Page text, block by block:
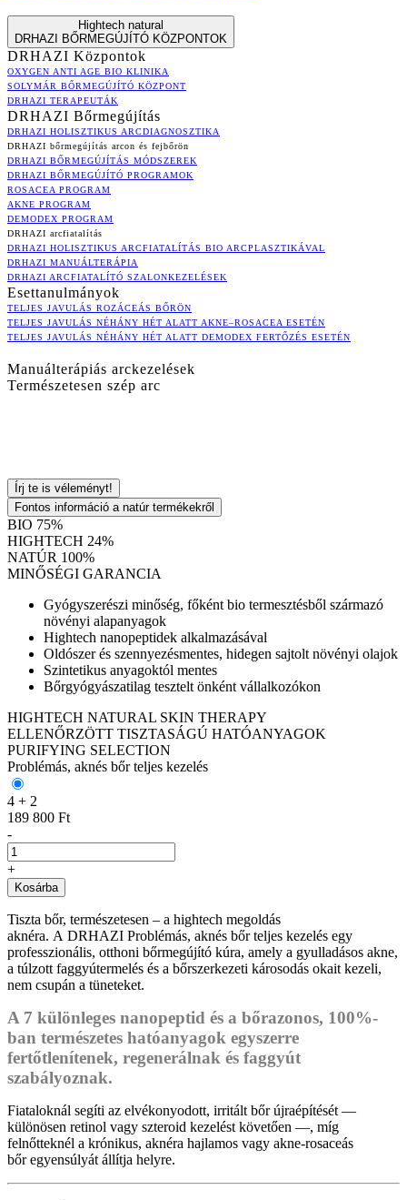
Hightech natural
DRHAZI BŐRMEGÚJÍTÓ KÖZPONTOK
DRHAZI Központok
OXYGEN ANTI AGE BIO KLINIKA
SOLYMÁR BŐRMEGÚJÍTÓ KÖZPONT
DRHAZI TERAPEUTÁK
DRHAZI Bőrmegújítás
DRHAZI HOLISZTIKUS ARCDIAGNOSZTIKA
DRHAZI bőrmegújítás arcon és fejbőrön
DRHAZI BŐRMEGÚJÍTÁS MÓDSZEREK
DRHAZI BŐRMEGÚJÍTÓ PROGRAMOK
ROSACEA PROGRAM
AKNE PROGRAM
DEMODEX PROGRAM
DRHAZI arcfiatalítás
DRHAZI HOLISZTIKUS ARCFIATALÍTÁS BIO ARCPLASZTIKÁVAL
DRHAZI MANUÁLTERÁPIA
DRHAZI ARCFIATALÍTÓ SZALONKEZELÉSEK
Esettanulmányok
TELJES JAVULÁS ROZÁCEÁS BŐRÖN
TELJES JAVULÁS NÉHÁNY HÉT ALATT AKNE–ROSACEA ESETÉN
TELJES JAVULÁS NÉHÁNY HÉT ALATT DEMODEX FERTŐZÉS ESETÉN
Manuálterápiás arckezelések
Természetesen szép arc
Írj te is véleményt!
Fontos információ a natúr termékekről
BIO 75%
HIGHTECH 24%
NATÚR 100%
MINŐSÉGI GARANCIA
Gyógyszerészi minőség, főként bio termesztésből származó
növényi alapanyagok
Hightech nanopeptidek alkalmazásával
Oldószer és szennyezésmentes, hidegen sajtolt növényi olajok
Szintetikus anyagoktól mentes
Bőrgyógyászatilag tesztelt önként vállalkozókon
HIGHTECH NATURAL SKIN THERAPY
ELLENŐRZÖTT TISZTASÁGÚ HATÓANYAGOK
PURIFYING SELECTION
Problémás, aknés bőr teljes kezelés
4 + 2
189 800 Ft
-
+
Kosárba
Tiszta bőr, természetesen – a hightech megoldás
aknéra. A DRHAZI Problémás, aknés bőr teljes kezelés egy
professzionális, otthoni bőrmegújító kúra, amely a gyulladásos akne,
a túlzott faggyútermelés és a bőrszerkezeti károsodás okait kezeli,
nem csupán a tüneteket.
A 7 különleges nanopeptid és a bőrazonos, 100%-
ban természetes hatóanyagok egyszerre
fertőtlenítenek, regenerálnak és faggyút
szabályoznak.
Fiataloknál segíti az elvékonyodott, irritált bőr újraépítését —
különösen retinol vagy szteroid kezelést követően —, míg
felnőtteknél a krónikus, aknéra hajlamos vagy akne-rosaceás
bőr egyensúlyát állítja helyre.